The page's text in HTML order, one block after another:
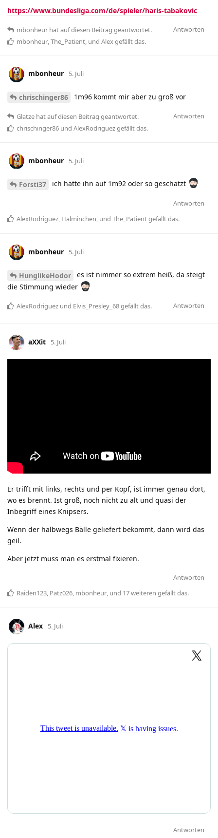
https://www.bundesliga.com/de/spieler/haris-tabakovic
Antworten
mbonheur hatauf diesen Beitrag geantwortet.
mbonheur The_Patient , und Alex gefällt das.
mbonheur 5. Juli
chrischinger86 1m96 kommt mir aber zu groß vor
Antworten
Glatze hatauf diesen Beitrag geantwortet.
chrischinger86 und AlexRodriguezgefällt das.
mbonheur 5. Juli
Forsti37 ich hätte ihn auf 1m92 oder so geschätzt
Antworten
AlexRodriguez, Halminchen, und The_Patientgefällt das.
mbonheur 5. Juli
HunglikeHodor
es ist nimmer so extrem heiß, da steigt
die Stimmung wieder
Antworten
AlexRodriguez und Elvis_Presley_68gefällt das.
aXXit 5. Juli
Er trifft mit links, rechts und per Kopf, ist immer genau dort,
wo es brennt. Ist groß, noch nicht zu alt und quasi der
Inbegriff eines Knipsers.
Wenn der halbwegs Bälle geliefert bekommt, dann wird das
geil.
Aber jetzt muss man es erstmal fixieren.
Antworten
Raiden123, Patz026, mbonheur, und 17weiteren gefällt das.
Alex 5. Juli
Antworten